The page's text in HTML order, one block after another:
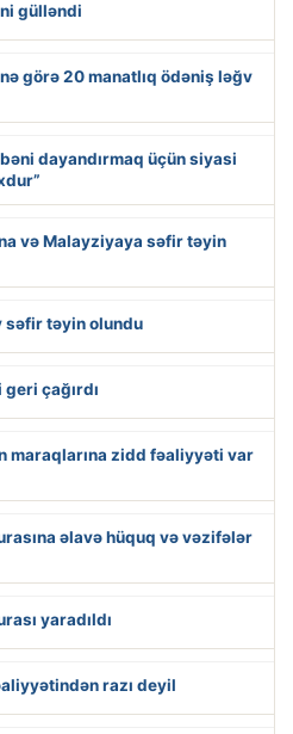
gülləndi
görə 20 manatlıq ödəniş ləğv
dayandırmaq üçün siyasi
və Malayziyaya səfir təyin
səfir təyin olundu
çağırdı
maraqlarına zidd fəaliyyəti var
əlavə hüquq və vəzifələr
yaradıldı
razı deyil